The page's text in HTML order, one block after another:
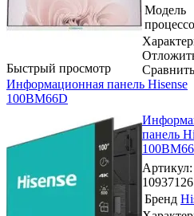
Быстрый просмотр
Модель
Сравнить
Информационная панель Hisense
100BM66D
панель
Артикул:
10937126
Бренд